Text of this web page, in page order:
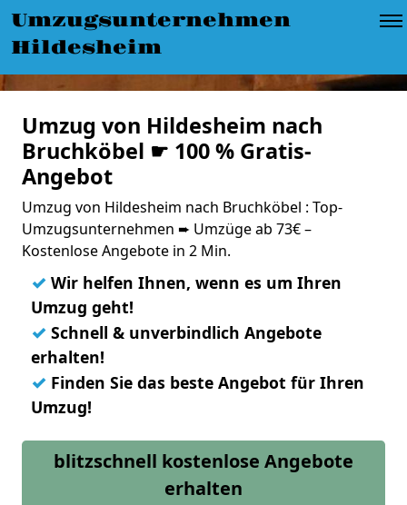
Umzugsunternehmen
Hildesheim
Umzug von Hildesheim nach
Bruchköbel ☛ 100 % Gratis-
Angebot
Umzug von Hildesheim nach Bruchköbel : Top-
Umzugsunternehmen ➨ Umzüge ab 73€ –
Kostenlose Angebote in 2 Min.
✓ Wir helfen Ihnen, wenn es um Ihren
Umzug geht!
✓ Schnell & unverbindlich Angebote
erhalten!
✓ Finden Sie das beste Angebot für Ihren
Umzug!
blitzschnell kostenlose Angebote
erhalten